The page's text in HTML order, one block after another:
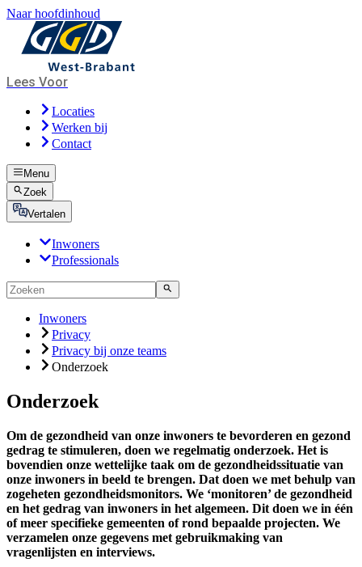
Naar hoofdinhoud
Lees Voor
Locaties
Werken bij
Contact
Menu
Zoek
Vertalen
Inwoners
Professionals
Inwoners
Privacy
Privacy bij onze teams
Onderzoek
Onderzoek
Om de gezondheid van onze inwoners te bevorderen en gezond
gedrag te stimuleren, doen we regelmatig onderzoek. Het is
bovendien onze wettelijke taak om de gezondheidssituatie van
onze inwoners in beeld te brengen. Dat doen we met behulp van
zogeheten gezondheidsmonitors. We ‘monitoren’ de gezondheid
en het gedrag van inwoners in het algemeen. Dit doen we in één
of meer specifieke gemeenten of rond bepaalde projecten. We
verzamelen onze gegevens met gebruikmaking van
vragenlijsten en interviews.